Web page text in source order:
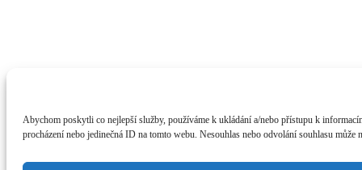
Abychom poskytli co nejlepší služby, používáme k ukládání a/nebo přístupu k
procházení nebo jedinečná ID na tomto webu. Nesouhlas nebo odvolání souhlasu